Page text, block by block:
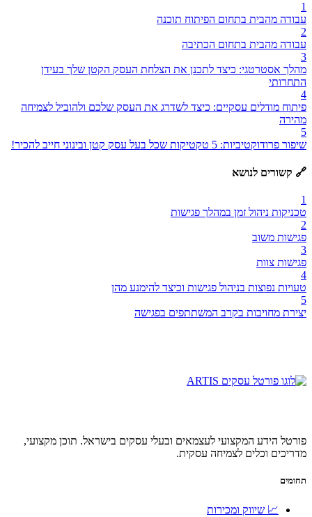
1
עבודה מהבית בתחום הפיתוח תוכנה
2
עבודה מהבית בתחום הכתיבה
3
מהלך אסטרטגי: כיצד לתכנן את הצלחת העסק הקטן שלך בעידן
התחרותי
4
פיתוח מודלים עסקיים: כיצד לשדרג את העסק שלכם ולהוביל לצמיחה
מהירה
5
שיפור פרודוקטיביות: 5 טקטיקות שכל בעל עסק קטן ובינוני חייב להכיר!
🔗 קשורים לנושא
1
טכניקות ניהול זמן במהלך פגישות
2
פגישות משוב
3
פגישות צוות
4
טעויות נפוצות בניהול פגישות וכיצד להימנע מהן
5
יצירת מחויבות בקרב המשתתפים בפגישה
פורטל הידע המקצועי לעצמאים ובעלי עסקים בישראל. תוכן מקצועי,
מדריכים וכלים לצמיחה עסקית.
תחומים
📈 שיווק ומכירות